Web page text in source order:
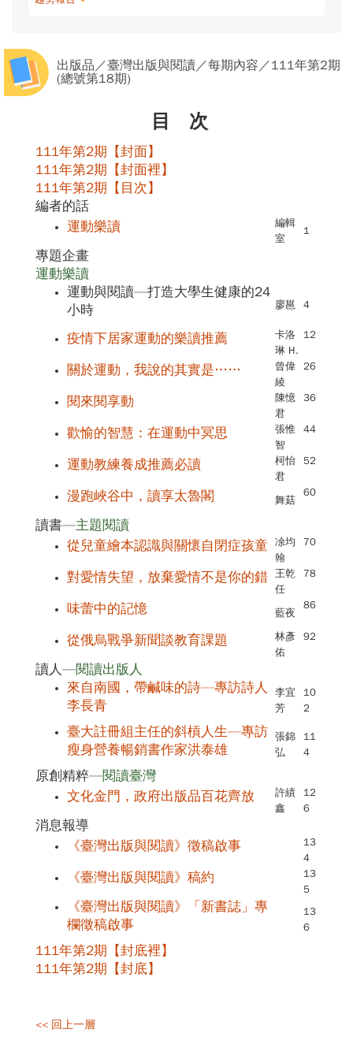
出版品／臺灣出版與閱讀／每期內容／111年第2期
(總號第18期)
目 次
111年第2期【封面】
111年第2期【封面裡】
111年第2期【目次】
編者的話
運動樂讀
編輯
室
1
專題企畫
運動樂讀
運動與閱讀—打造大學生健康的24
小時
廖邕 4
疫情下居家運動的樂讀推薦
卡洛
琳 H.
12
關於運動，我說的其實是……
曾偉
綾
26
閱來閱享動
陳憶
君
36
歡愉的智慧：在運動中冥思
張惟
智
44
運動教練養成推薦必讀
柯怡
君
52
漫跑峽谷中，讀享太魯閣 舞菇
60
讀書—主題閱讀
從兒童繪本認識與關懷自閉症孩童 凃均
翰
70
對愛情失望，放棄愛情不是你的錯 王乾
任
78
味蕾中的記憶 藍夜
86
從俄烏戰爭新聞談教育課題
林彥
佑
92
讀人—閱讀出版人
來自南國，帶鹹味的詩—專訪詩人
李長青
李宜
芳
10
2
臺大註冊組主任的斜槓人生—專訪
瘦身營養暢銷書作家洪泰雄
張錦
弘
11
4
原創精粹—閱讀臺灣
文化金門，政府出版品百花齊放
許績
鑫
12
6
消息報導
《臺灣出版與閱讀》徵稿啟事
13
4
《臺灣出版與閱讀》稿約
13
5
《臺灣出版與閱讀》「新書誌」專
欄徵稿啟事
13
6
111年第2期【封底裡】
111年第2期【封底】
<< 回上一層